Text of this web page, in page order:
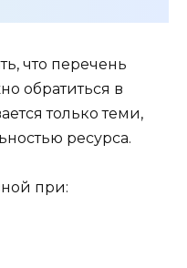
что перечень
обратиться в
только теми,
ресурса.
при: